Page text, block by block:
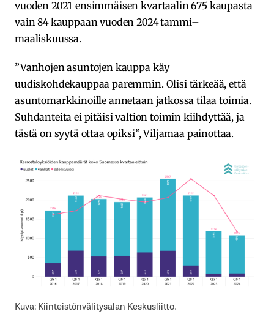
vuoden 2021 ensimmäisen kvartaalin 675 kaupasta
vain 84 kauppaan vuoden 2024 tammi–
maaliskuussa.
”Vanhojen asuntojen kauppa käy
uudiskohdekauppaa paremmin. Olisi tärkeää, että
asuntomarkkinoille annetaan jatkossa tilaa toimia.
Suhdanteita ei pitäisi valtion toimin kiihdyttää, ja
tästä on syytä ottaa opiksi”, Viljamaa painottaa.
Kuva: Kiinteistönvälitysalan Keskusliitto.